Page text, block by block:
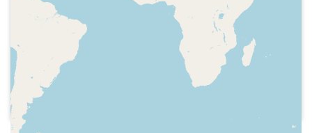
2023-01-15
iCat - Memento
Indicatiu de l'emissora, sumari de
continguts, careta del programa,
actriu Txe Arana, que parla de la seva